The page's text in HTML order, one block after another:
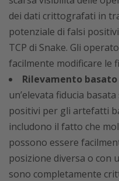
dei dati crittografati in
potenziale di falsi
TCP di Snake. Gli
facilmente modificare le
Rilevamento basato
un’elevata fiducia
positivi per gli artefatti
includono il fatto che
possono essere
posizione diversa o con
sono completamente